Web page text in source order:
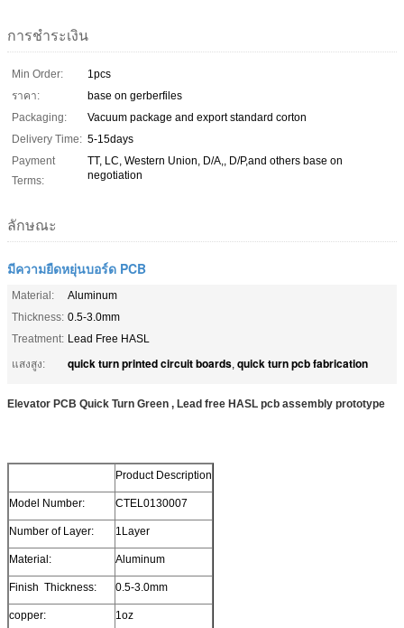
การชำระเงิน
Min Order:
1pcs
ราคา:
base on gerberfiles
Packaging:
Vacuum package and export standard corton
Delivery Time: 5-15days
Payment
Terms:
TT, LC, Western Union, D/A,, D/P,and others base on
negotiation
ลักษณะ
มีความยืดหยุ่นบอร์ด PCB
Material:
Aluminum
Thickness: 0.5-3.0mm
Treatment: Lead Free HASL
แสงสูง:
quick turn printed circuit boards, quick turn pcb fabrication
Elevator PCB Quick Turn Green , Lead free HASL pcb assembly prototype
Product Description
Model Number: CTEL0130007
Number of Layer: 1Layer
Material: Aluminum
Finish Thickness: 0.5-3.0mm
copper: 1oz